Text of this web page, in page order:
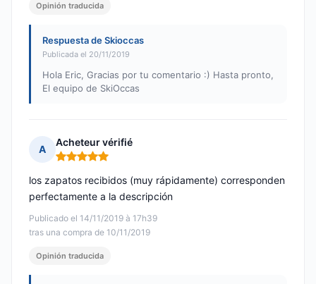
Opinión traducida
Respuesta de Skioccas
Publicada el 20/11/2019
Hola Eric, Gracias por tu comentario :) Hasta pronto,
El equipo de SkiOccas
A
Acheteur vérifié
Nota: 5 de 5
Publicado el 14/11/2019 à 17h39
tras una compra de 10/11/2019
los zapatos recibidos (muy rápidamente) corresponden
perfectamente a la descripción
Opinión traducida